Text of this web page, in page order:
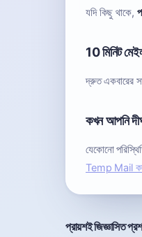
যদি কিছু থাকে,
10 মিনিট
দ্রুত একবারের
কখন আপনি
যেকোনো
Temp Mail
প্রায়শই জিজ্ঞাসিত